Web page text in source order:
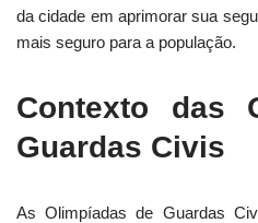
da cidade em aprimorar sua
mais seguro para a população.
Contexto das
Guardas Civis
As Olimpíadas de Guardas